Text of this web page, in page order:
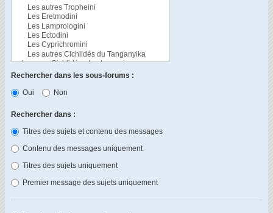
Rechercher dans les sous-forums :
Oui
Non
Rechercher dans :
Titres des sujets et contenu des messages
Contenu des messages uniquement
Titres des sujets uniquement
Premier message des sujets uniquement